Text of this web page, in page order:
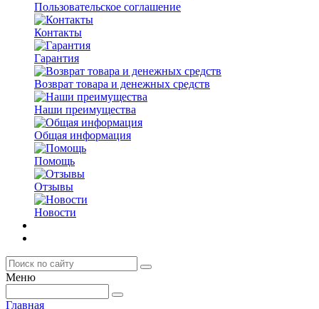
Пользовательское соглашение
Контакты
Гарантия
Возврат товара и денежных средств
Наши преимущества
Общая информация
Помощь
Отзывы
Новости
Меню
Главная